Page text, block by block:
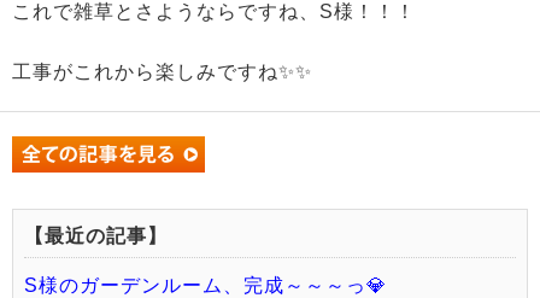
これで雑草とさようならですね、S様！！！
工事がこれから楽しみですね✨✨
【最近の記事】
S様のガーデンルーム、完成～～～っ💎